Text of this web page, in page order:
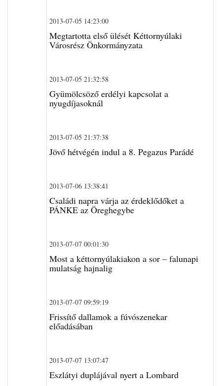
2013-07-05 14:23:00
Megtartotta első ülését Kéttornyúlaki
Városrész Önkormányzata
2013-07-05 21:32:58
Gyümölcsöző erdélyi kapcsolat a
nyugdíjasoknál
2013-07-05 21:37:38
Jövő hétvégén indul a 8. Pegazus Parádé
2013-07-06 13:38:41
Családi napra várja az érdeklődőket a
PÁNKE az Öreghegybe
2013-07-07 00:01:30
Most a kéttornyúlakiakon a sor – falunapi
mulatság hajnalig
2013-07-07 09:59:19
Frissítő dallamok a fúvószenekar
előadásában
2013-07-07 13:07:47
Eszlátyi duplájával nyert a Lombard